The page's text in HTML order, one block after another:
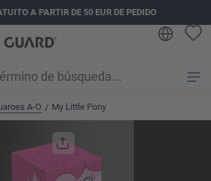
A PARTIR DE 50 EUR DE PEDIDO
A-O / My Little Pony